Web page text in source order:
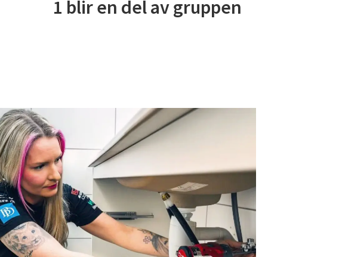
1 blir en del av gruppen